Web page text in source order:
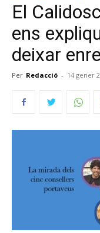
El
ens
deixar
Per Redacció - 14 gener